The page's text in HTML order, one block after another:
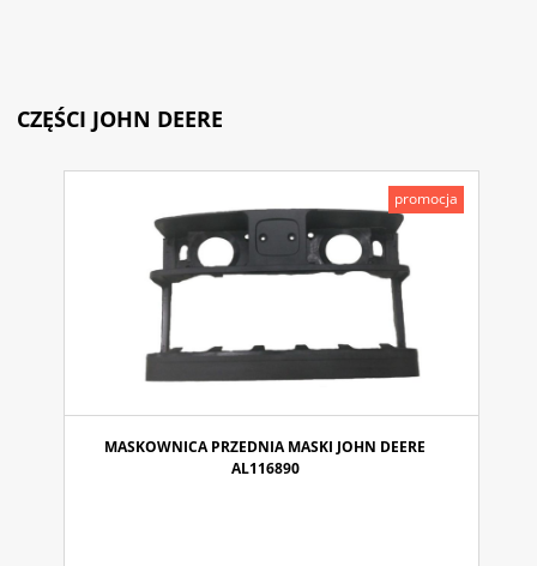
CZĘŚCI JOHN DEERE
MASKOWNICA PRZEDNIA MASKI JOHN DEERE
AL116890
promocja